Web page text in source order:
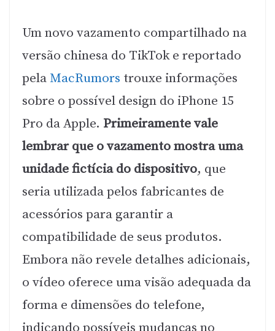
Um novo vazamento compartilhado na
versão chinesa do TikTok e reportado
pela MacRumors trouxe informações
sobre o possível design do iPhone 15
Pro da Apple. Primeiramente vale
lembrar que o vazamento mostra uma
unidade fictícia do dispositivo, que
seria utilizada pelos fabricantes de
acessórios para garantir a
compatibilidade de seus produtos.
Embora não revele detalhes adicionais,
o vídeo oferece uma visão adequada da
forma e dimensões do telefone,